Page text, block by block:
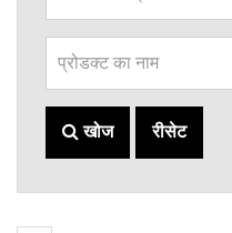
खोज रीसेट